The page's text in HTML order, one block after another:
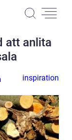
att anlita
inspiration